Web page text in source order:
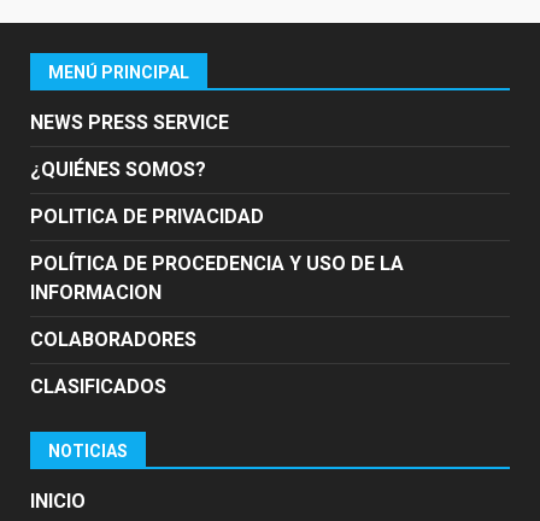
MENÚ PRINCIPAL
NEWS PRESS SERVICE
¿QUIÉNES SOMOS?
POLITICA DE PRIVACIDAD
POLÍTICA DE PROCEDENCIA Y USO DE LA
INFORMACION
COLABORADORES
CLASIFICADOS
NOTICIAS
INICIO